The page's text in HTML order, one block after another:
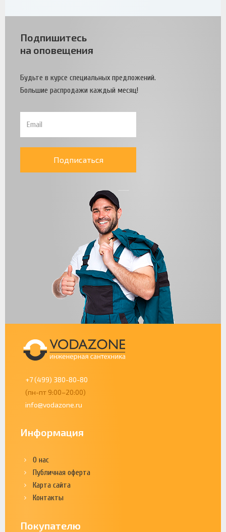
Подпишитесь
на оповещения
Будьте в курсе специальных предложений.
Большие распродажи каждый месяц!
Подписаться
+7 (499) 380-80-80
(пн-пт 9:00–20:00)
info@vodazone.ru
Информация
О нас
Публичная оферта
Карта сайта
Контакты
Покупателю